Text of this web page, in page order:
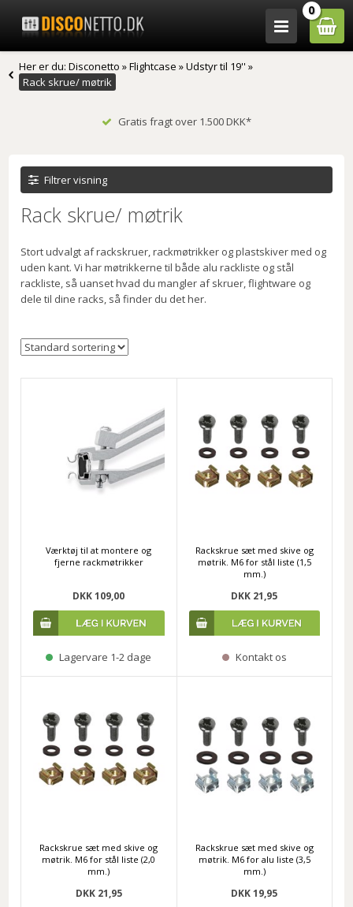
0
Her er du:Disconetto »Flightcase »Udstyr til 19'' »
Rack skrue/ møtrik
Gratis fragt over 1.500 DKK*
Filtrer visning
Rack skrue/ møtrik
Stort udvalgt af rackskruer, rackmøtrikker og plastskiver med og
uden kant. Vi har møtrikkerne til både alu rackliste og stål
rackliste, så uanset hvad du mangler af skruer, flightware og
dele til dine racks, så finder du det her.
Værktøj til at montere og
fjerne rackmøtrikker
DKK 109,00
Lagervare 1-2 dage
Rackskrue sæt med skive og
møtrik. M6 for stål liste (1,5
mm.)
DKK 21,95
Kontakt os
Rackskrue sæt med skive og
møtrik. M6 for stål liste (2,0
mm.)
DKK 21,95
Rackskrue sæt med skive og
møtrik. M6 for alu liste (3,5
mm.)
DKK 19,95